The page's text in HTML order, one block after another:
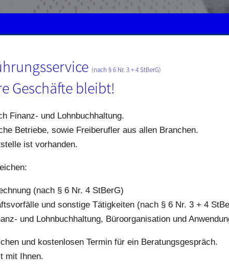
(nach § 6 Nr. 3 + 4 StBerG)
Geschäfte bleibt!
Finanz- und Lohnbuchhaltung.
Betriebe, sowie Freiberufler aus allen Branchen.
ist vorhanden.
(nach § 6 Nr. 4 StBerG)
und sonstige Tätigkeiten (nach § 6 Nr. 3 + 4
und Lohnbuchhaltung, Büroorganisation und
und kostenlosen Termin für ein Beratungsgespräch.
mit Ihnen.